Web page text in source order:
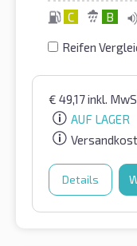
C B
Reifen
€ 49,17inkl.
AUF LAGER
Details